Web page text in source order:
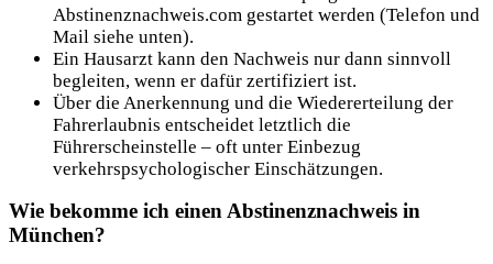
Abstinenznachweis.com gestartet werden (Telefon und
Mail siehe unten).
Ein Hausarzt kann den Nachweis nur dann sinnvoll
begleiten, wenn er dafür zertifiziert ist.
Über die Anerkennung und die Wiedererteilung der
Fahrerlaubnis entscheidet letztlich die
Führerscheinstelle – oft unter Einbezug
verkehrspsychologischer Einschätzungen.
Wie bekomme ich einen Abstinenznachweis in
München?